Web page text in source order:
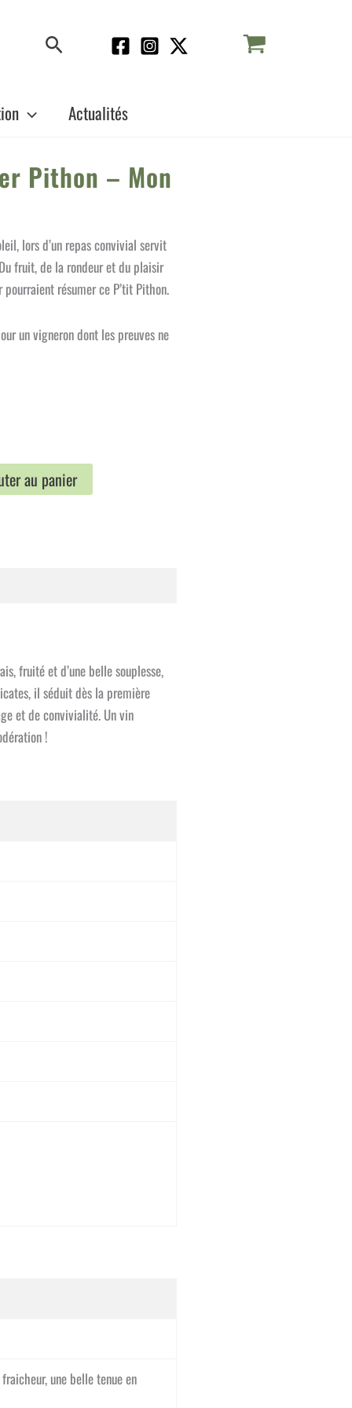
Rechercher
Actualités
Pithon – Mon
lors d’un repas convivial servit
fruit, de la rondeur et du plaisir
résumer ce P’tit Pithon.
un vigneron dont les preuves ne
au panier
fruité et d’une belle souplesse,
il séduit dès la première
et de convivialité. Un vin
!
une belle tenue en